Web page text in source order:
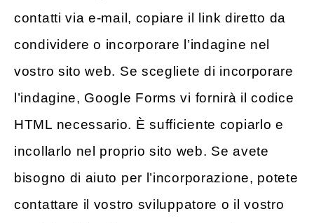
contatti via e-mail, copiare il link diretto da
condividere o incorporare l’indagine nel
vostro sito web. Se scegliete di incorporare
l’indagine, Google Forms vi fornirà il codice
HTML necessario. È sufficiente copiarlo e
incollarlo nel proprio sito web. Se avete
bisogno di aiuto per l’incorporazione, potete
contattare il vostro sviluppatore o il vostro